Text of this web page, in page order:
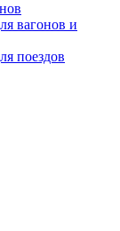
вагонов и
поездов